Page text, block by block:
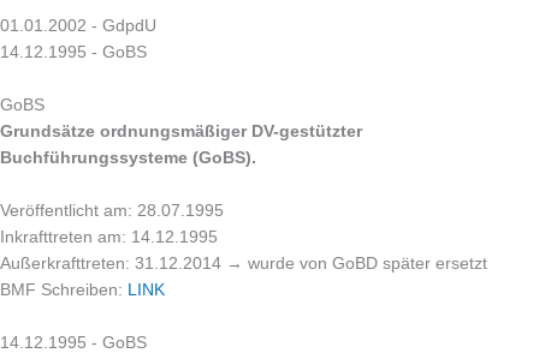
01.01.2002 - GdpdU
14.12.1995 - GoBS
GoBS
Grundsätze ordnungsmäßiger DV-gestützter
Buchführungssysteme (GoBS).
Veröffentlicht am: 28.07.1995
Inkrafttreten am: 14.12.1995
Außerkrafttreten: 31.12.2014 → wurde von GoBD später ersetzt
BMF Schreiben:
LINK
14.12.1995 - GoBS